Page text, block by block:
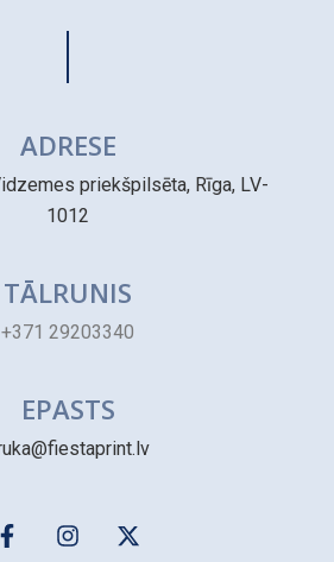
ADRESE
priekšpilsēta, Rīga, LV-
1012
TĀLRUNIS
+371 29203340
EPASTS